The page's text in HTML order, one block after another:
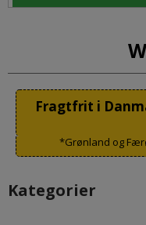
Fragtfrit i
*Grønland og
Kategorier